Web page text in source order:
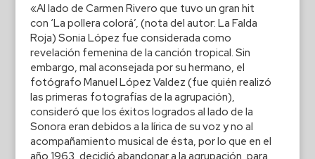
«Al lado de Carmen Rivero que tuvo un gran hit
con ‘La pollera colorá’, (nota del autor: La Falda
Roja) Sonia López fue considerada como
revelación femenina de la canción tropical. Sin
embargo, mal aconsejada por su hermano, el
fotógrafo Manuel López Valdez (fue quién realizó
las primeras fotografías de la agrupación),
consideró que los éxitos logrados al lado de la
Sonora eran debidos a la lírica de su voz y no al
acompañamiento musical de ésta, por lo que en el
año 1963, decidió abandonar a la agrupación, para